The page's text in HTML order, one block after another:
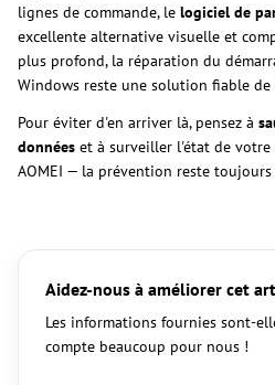
lignes de commande, le logiciel de
excellente alternative visuelle et
plus profond, la réparation du
Windows reste une solution fiable de
Pour éviter d'en arriver là, pensez à
données et à surveiller l'état de
AOMEI — la prévention reste
Aidez-nous à améliorer cet
Les informations fournies sont-
compte beaucoup pour nous !